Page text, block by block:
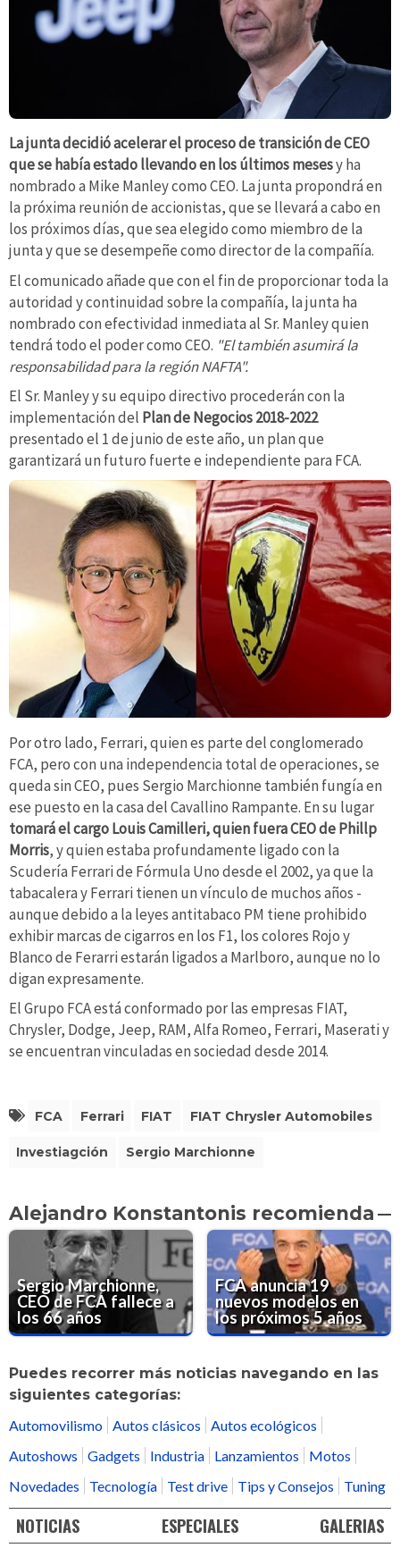
La junta decidió acelerar el proceso de transición de CEO
que se había estado llevando en los últimos mesesy ha
nombrado a Mike Manley como CEO. La junta propondrá en
la próxima reunión de accionistas, que se llevará a cabo en
los próximos días, que sea elegido como miembro de la
junta y que se desempeñe como director de la compañía.
El comunicado añade que con el fin de proporcionar toda la
autoridad y continuidad sobre la compañía, la junta ha
nombrado con efectividad inmediata al Sr. Manley quien
tendrá todo el poder como CEO. "El también asumirá la
responsabilidad para la región NAFTA".
El Sr. Manley y su equipo directivo procederán con la
implementación del Plan de Negocios 2018-2022
presentado el 1 de junio de este año, un plan que
garantizará un futuro fuerte e independiente para FCA.
Por otro lado, Ferrari, quien es parte del conglomerado
FCA, pero con una independencia total de operaciones, se
queda sin CEO, pues Sergio Marchionne también fungía en
ese puesto en la casa del Cavallino Rampante. En su lugar
tomará el cargo Louis Camilleri, quien fuera CEO de Phillp
Morris, y quien estaba profundamente ligado con la
Scudería Ferrari de Fórmula Uno desde el 2002, ya que la
tabacalera y Ferrari tienen un vínculo de muchos años -
aunque debido a la leyes antitabaco PM tiene prohibido
exhibir marcas de cigarros en los F1, los colores Rojo y
Blanco de Ferarri estarán ligados a Marlboro, aunque no lo
digan expresamente.
El Grupo FCA está conformado por las empresas FIAT,
Chrysler, Dodge, Jeep, RAM, Alfa Romeo, Ferrari, Maserati y
se encuentran vinculadas en sociedad desde 2014.
FCA Ferrari FIAT FIAT Chrysler Automobiles
Investiagción Sergio Marchionne
Alejandro Konstantonis recomienda
Sergio Marchionne,
CEO de FCA fallece a
los 66 años
FCA anuncia 19
nuevos modelos en
los próximos 5 años
Puedes recorrer más noticias navegando en las
siguientes categorías:
Automovilismo
Autos clásicos
Autos ecológicos
Autoshows
Gadgets Industria Lanzamientos
Motos
Novedades
Tecnología Test drive Tips y Consejos Tuning
NOTICIAS ESPECIALES GALERIAS